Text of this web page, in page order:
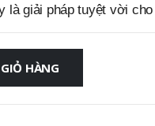
là giải pháp tuyệt vời
GIỎ HÀNG